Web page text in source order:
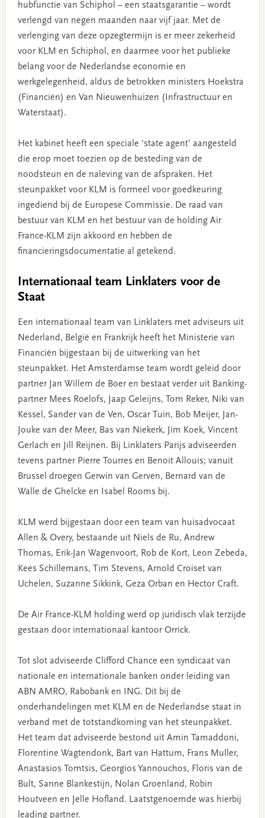
hubfunctie van Schiphol – een staatsgarantie – wordt
verlengd van negen maanden naar vijf jaar. Met de
verlenging van deze opzegtermijn is er meer zekerheid
voor KLM en Schiphol, en daarmee voor het publieke
belang voor de Nederlandse economie en
werkgelegenheid, aldus de betrokken ministers Hoekstra
(Financiën) en Van Nieuwenhuizen (Infrastructuur en
Waterstaat).
Het kabinet heeft een speciale ‘state agent’ aangesteld
die erop moet toezien op de besteding van de
noodsteun en de naleving van de afspraken. Het
steunpakket voor KLM is formeel voor goedkeuring
ingediend bij de Europese Commissie. De raad van
bestuur van KLM en het bestuur van de holding Air
France-KLM zijn akkoord en hebben de
financieringsdocumentatie al getekend.
Internationaal team Linklaters voor de
Staat
Een internationaal team van Linklaters met adviseurs uit
Nederland, België en Frankrijk heeft het Ministerie van
Financiën bijgestaan bij de uitwerking van het
steunpakket. Het Amsterdamse team wordt geleid door
partner Jan Willem de Boer en bestaat verder uit Banking-
partner Mees Roelofs, Jaap Geleijns, Tom Reker, Niki van
Kessel, Sander van de Ven, Oscar Tuin, Bob Meijer, Jan-
Jouke van der Meer, Bas van Niekerk, Jim Koek, Vincent
Gerlach en Jill Reijnen. Bij Linklaters Parijs adviseerden
tevens partner Pierre Tourres en Benoit Allouis; vanuit
Brussel droegen Gerwin van Gerven, Bernard van de
Walle de Ghelcke en Isabel Rooms bij.
KLM werd bijgestaan door een team van huisadvocaat
Allen & Overy, bestaande uit Niels de Ru, Andrew
Thomas, Erik-Jan Wagenvoort, Rob de Kort, Leon Zebeda,
Kees Schillemans, Tim Stevens, Arnold Croiset van
Uchelen, Suzanne Sikkink, Geza Orban en Hector Craft.
De Air France-KLM holding werd op juridisch vlak terzijde
gestaan door internationaal kantoor Orrick.
Tot slot adviseerde Clifford Chance een syndicaat van
nationale en internationale banken onder leiding van
ABN AMRO, Rabobank en ING. Dit bij de
onderhandelingen met KLM en de Nederlandse staat in
verband met de totstandkoming van het steunpakket.
Het team dat adviseerde bestond uit Amin Tamaddoni,
Florentine Wagtendonk, Bart van Hattum, Frans Muller,
Anastasios Tomtsis, Georgios Yannouchos, Floris van de
Bult, Sanne Blankestijn, Nolan Groenland, Robin
Houtveen en Jelle Hofland. Laatstgenoemde was hierbij
leading partner.